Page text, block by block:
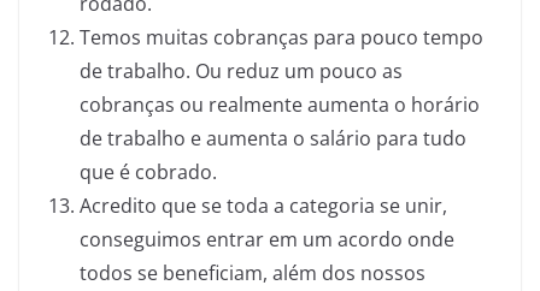
Temos muitas cobranças para pouco tempo
de trabalho. Ou reduz um pouco as
cobranças ou realmente aumenta o horário
de trabalho e aumenta o salário para tudo
que é cobrado.
Acredito que se toda a categoria se unir,
conseguimos entrar em um acordo onde
todos se beneficiam, além dos nossos